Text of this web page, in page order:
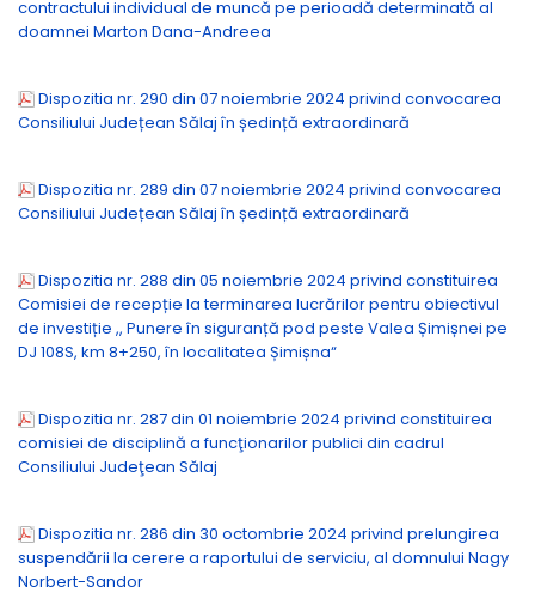
contractului individual de muncă pe perioadă determinată al
doamnei Marton Dana-Andreea
Dispozitia nr. 290 din 07 noiembrie 2024 privind convocarea
Consiliului Județean Sălaj în ședință extraordinară
Dispozitia nr. 289 din 07 noiembrie 2024 privind convocarea
Consiliului Județean Sălaj în ședință extraordinară
Dispozitia nr. 288 din 05 noiembrie 2024 privind constituirea
Comisiei de recepție la terminarea lucrărilor pentru obiectivul
de investiție ,, Punere în siguranță pod peste Valea Șimișnei pe
DJ 108S, km 8+250, în localitatea Șimișna“
Dispozitia nr. 287 din 01 noiembrie 2024 privind constituirea
comisiei de disciplină a funcţionarilor publici din cadrul
Consiliului Judeţean Sălaj
Dispozitia nr. 286 din 30 octombrie 2024 privind prelungirea
suspendării la cerere a raportului de serviciu, al domnului Nagy
Norbert-Sandor